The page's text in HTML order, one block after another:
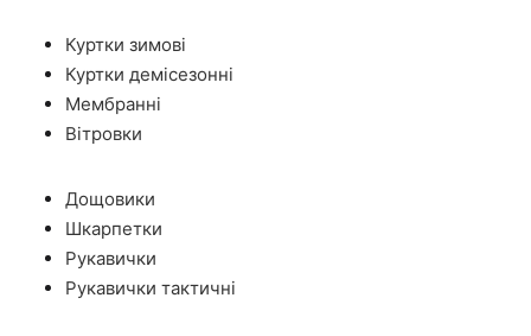
Куртки зимові
Куртки демісезонні
Мембранні
Вітровки
Дощовики
Шкарпетки
Рукавички
Рукавички тактичні